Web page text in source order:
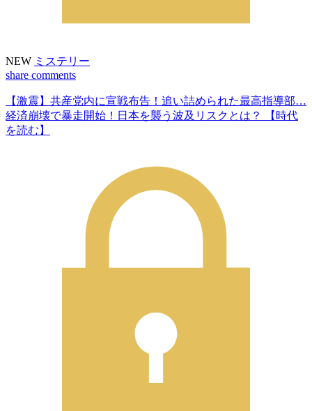
NEW ミステリー
share comments
【激震】共産党内に宣戦布告！追い詰められた最高指導部…
経済崩壊で暴走開始！日本を襲う波及リスクとは？ 【時代
を読む】